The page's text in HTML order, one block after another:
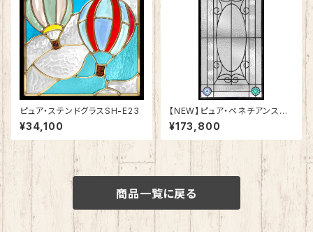
ピュア・ステンドグラスSH-E23
¥34,100
【NEW】ピュア・ベネチアンステ
ンドグラスSH-VA01
¥173,800
商品一覧に戻る